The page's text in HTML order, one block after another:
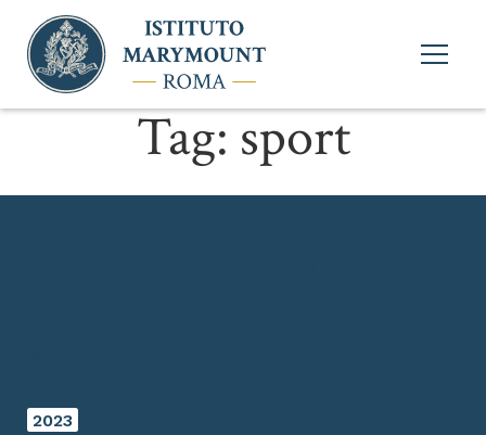
Apri
menu
Tag: sport
2023